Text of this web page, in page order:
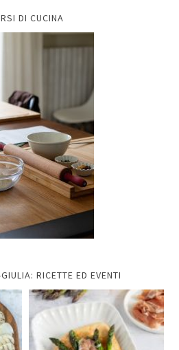
DI CUCINA
RICETTE ED EVENTI